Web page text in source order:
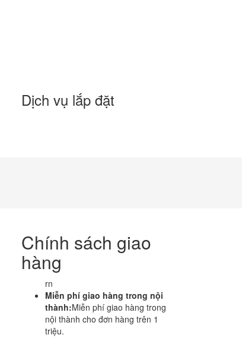
Dịch vụ lắp đặt
Chính sách giao
hàng
rn
Miễn phí giao hàng trong nội
thành:Miễn phí giao hàng trong
nội thành cho đơn hàng trên 1
triệu.